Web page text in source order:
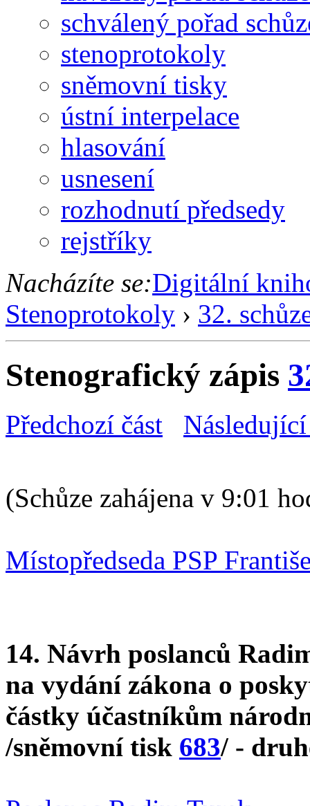
schválený pořad
stenoprotokoly
sněmovní tisky
ústní interpelace
hlasování
usnesení
rozhodnutí předsedy
rejstříky
Nacházíte se:Digitální
Stenoprotokoly › 32.
Stenografický zápis
Předchozí část Následující
(Schůze zahájena v 9:01
Místopředseda PSP
14. Návrh poslanců
na vydání zákona o
částky účastníkům
/sněmovní tisk 683/ -